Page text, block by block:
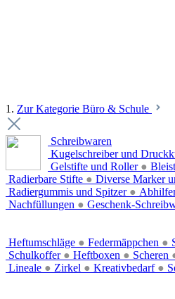
1. Zur Kategorie Büro & Schule
Schreibwaren
Kugelschreiber und
Gelstifte und Roller ●
Radierbare Stifte ● Diverse Marker
Radiergummis und Spitzer ●
Nachfüllungen ● Geschenk-
Heftumschläge ● Federmäppchen ●
Schulkoffer ● Heftboxen ● Scheren
Lineale ● Zirkel ● Kreativbedarf ●